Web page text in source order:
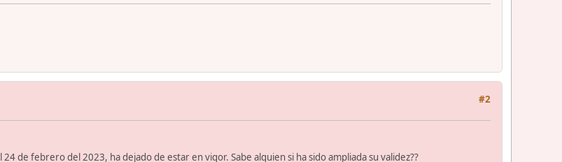
#2
de febrero del 2023, ha dejado de estar en vigor. Sabe alguien si ha sido ampliada su validez??